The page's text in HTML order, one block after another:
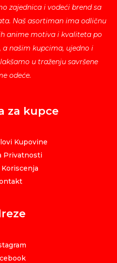
zajednica i vodeći brend sa
Naš asortiman ima odličnu
anime motiva i kvaliteta po
našim kupcima, ujedno i
u traženju savršene
odeće.
za kupce
Kupovine
Privatnosti